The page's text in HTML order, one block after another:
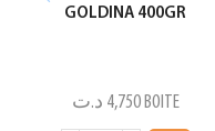
GOLDINA 400GR
4,750 د.ت BOITE